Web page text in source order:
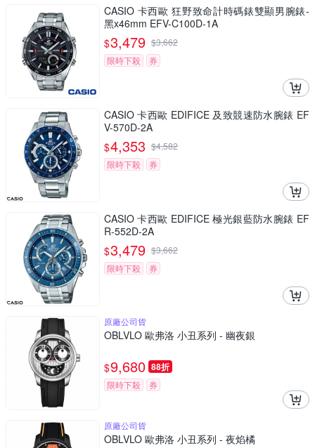
CASIO 卡西歐 狂野致命計時碼錶雙顯男腕錶-
黑x46mm EFV-C100D-1A
$3,479 $3,662
限時下殺
券
CASIO 卡西歐 EDIFICE 及致競速防水腕錶 EF
V-570D-2A
$4,353 $4,582
限時下殺
券
CASIO 卡西歐 EDIFICE 極光銀藍防水腕錶 EF
R-552D-2A
$3,479 $3,662
限時下殺
券
原廠公司貨
OBLVLO 歐弗洛 小丑系列 - 幽夜銀
$9,680 88折
限時下殺 券
原廠公司貨
OBLVLO 歐弗洛 小丑系列 - 夜焰橘